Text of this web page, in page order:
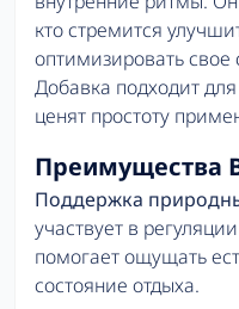
кто стремится
оптимизировать свое
Добавка подходит
ценят простоту
Преимущества
Поддержка
участвует в
помогает ощущать
состояние отдыха.